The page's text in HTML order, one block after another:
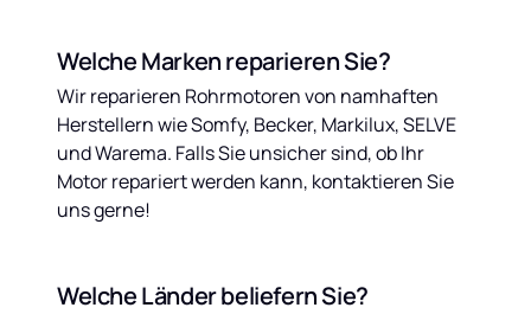
Welche Marken reparieren Sie?
Wir reparieren Rohrmotoren von namhaften
Herstellern wie Somfy, Becker, Markilux, SELVE
und Warema. Falls Sie unsicher sind, ob Ihr
Motor repariert werden kann, kontaktieren Sie
uns gerne!
Welche Länder beliefern Sie?